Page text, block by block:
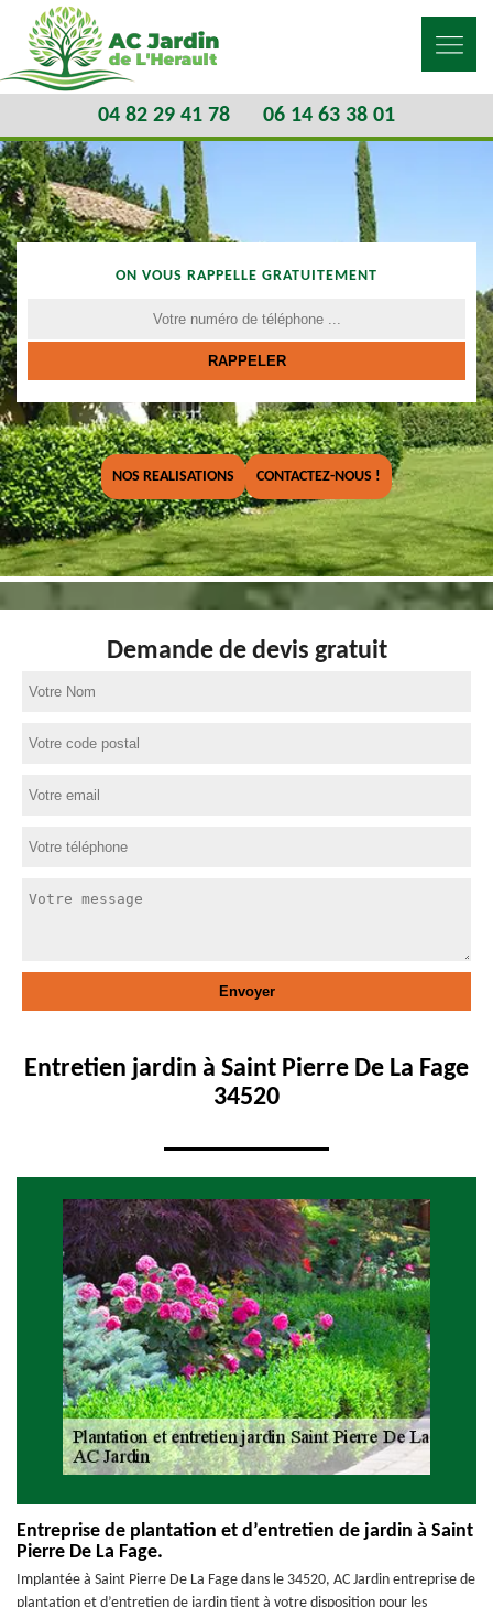
04 82 29 41 78 06 14 63 38 01
ON VOUS RAPPELLE GRATUITEMENT
NOS REALISATIONS CONTACTEZ-NOUS !
Demande de devis gratuit
Entretien jardin à Saint Pierre De La Fage
34520
Entreprise de plantation et d’entretien de jardin à Saint
Pierre De La Fage.
Implantée à Saint Pierre De La Fage dans le 34520, AC Jardin entreprise de
plantation et d’entretien de jardin tient à votre disposition pour les